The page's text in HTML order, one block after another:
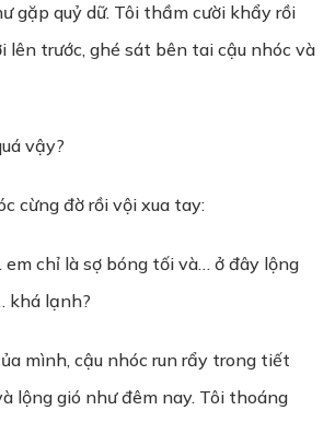
gặp quỷ dữ. Tôi thầm cười khẩy rồi
lên trước, ghé sát bên tai cậu nhóc và
vậy?
cừng đờ rồi vội xua tay:
em chỉ là sợ bóng tối và… ở đây lộng
khá lạnh?
mình, cậu nhóc run rẩy trong tiết
lộng gió như đêm nay. Tôi thoáng